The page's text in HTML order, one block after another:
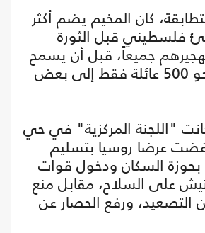
كان المخيم يضم أكثر
لاجئ فلسطيني قبل الثورة
جميعاً، قبل أن يسمح
النظام بعودة نحو 500 عائلة فقط إلى بعض
"اللجنة المركزية" في حي
رفضت عرضا روسيا بتسليم
بحوزة السكان ودخول قوات
على السلاح، مقابل منع
التصعيد، ورفع الحصار عن